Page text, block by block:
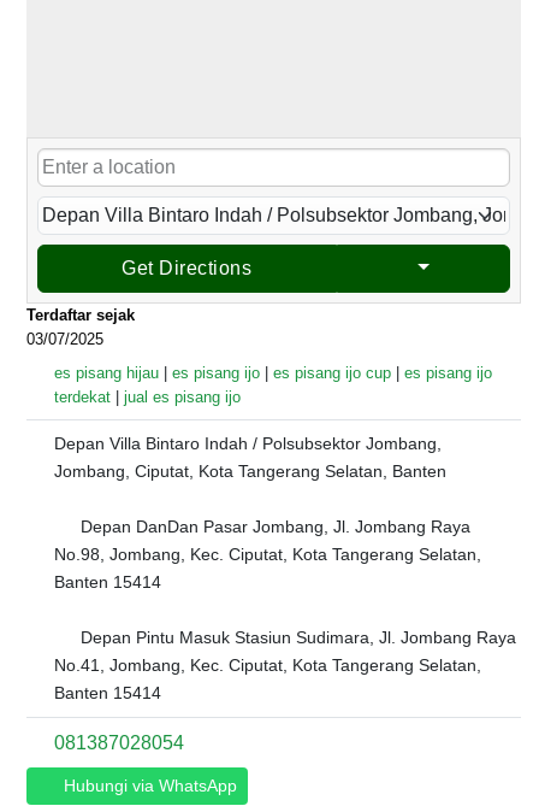
Get Directions
Terdaftar sejak
03/07/2025
es pisang hijau |es pisang ijo |es pisang ijo cup |es pisang ijo
terdekat |jual es pisang ijo
Depan Villa Bintaro Indah / Polsubsektor Jombang,
Jombang, Ciputat, Kota Tangerang Selatan, Banten
Depan DanDan Pasar Jombang, Jl. Jombang Raya
No.98, Jombang, Kec. Ciputat, Kota Tangerang Selatan,
Banten 15414
Depan Pintu Masuk Stasiun Sudimara, Jl. Jombang Raya
No.41, Jombang, Kec. Ciputat, Kota Tangerang Selatan,
Banten 15414
081387028054
Hubungi via WhatsApp